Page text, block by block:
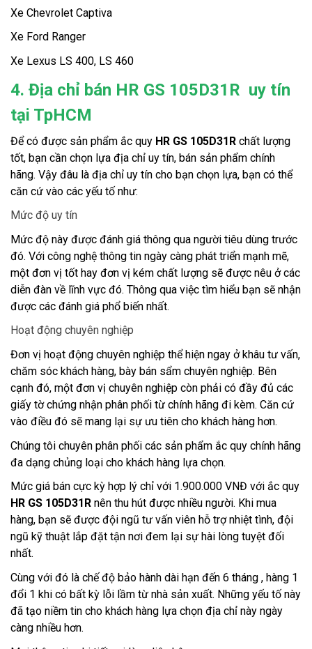
Xe Chevrolet Captiva
Xe Ford Ranger
Xe Lexus LS 400, LS 460
4. Địa chỉ bán HR GS 105D31R uy tín
tại TpHCM
Để có được sản phẩm ắc quy HR GS 105D31R chất lượng
tốt, bạn cần chọn lựa địa chỉ uy tín, bán sản phẩm chính
hãng. Vậy đâu là địa chỉ uy tín cho bạn chọn lựa, bạn có thể
căn cứ vào các yếu tố như:
Mức độ uy tín
Mức độ này được đánh giá thông qua người tiêu dùng trước
đó. Với công nghệ thông tin ngày càng phát triển mạnh mẽ,
một đơn vị tốt hay đơn vị kém chất lượng sẽ được nêu ở các
diễn đàn về lĩnh vực đó. Thông qua việc tìm hiểu bạn sẽ nhận
được các đánh giá phổ biến nhất.
Hoạt động chuyên nghiệp
Đơn vị hoạt động chuyên nghiệp thể hiện ngay ở khâu tư vấn,
chăm sóc khách hàng, bày bán sẩm chuyên nghiệp. Bên
cạnh đó, một đơn vị chuyên nghiệp còn phải có đầy đủ các
giấy tờ chứng nhận phân phối từ chính hãng đi kèm. Căn cứ
vào điều đó sẽ mang lại sự ưu tiên cho khách hàng hơn.
Chúng tôi chuyên phân phối các sản phẩm ắc quy chính hãng
đa dạng chủng loại cho khách hàng lựa chọn.
HR GS 105D31R nên thu hút được nhiều người. Khi mua
hàng, bạn sẽ được đội ngũ tư vấn viên hỗ trợ nhiệt tình, đội
ngũ kỹ thuật lắp đặt tận nơi đem lại sự hài lòng tuyệt đối
nhất.
Cùng với đó là chế độ bảo hành dài hạn đến 6 tháng , hàng 1
đổi 1 khi có bất kỳ lỗi lầm từ nhà sản xuất. Những yếu tố này
đã tạo niềm tin cho khách hàng lựa chọn địa chỉ này ngày
càng nhiều hơn.